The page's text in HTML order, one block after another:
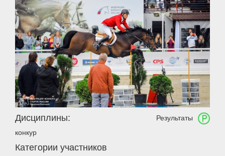
Результаты
Дисциплины:
конкур
Категории участников